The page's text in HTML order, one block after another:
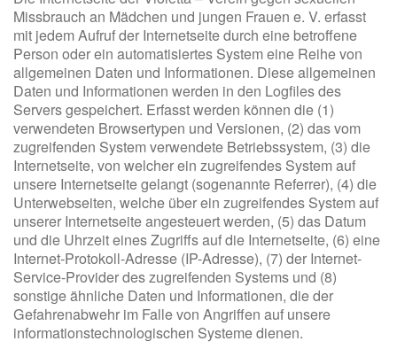
Missbrauch an Mädchen und jungen Frauen e. V. erfasst
mit jedem Aufruf der Internetseite durch eine betroffene
Person oder ein automatisiertes System eine Reihe von
allgemeinen Daten und Informationen. Diese allgemeinen
Daten und Informationen werden in den Logfiles des
Servers gespeichert. Erfasst werden können die (1)
verwendeten Browsertypen und Versionen, (2) das vom
zugreifenden System verwendete Betriebssystem, (3) die
Internetseite, von welcher ein zugreifendes System auf
unsere Internetseite gelangt (sogenannte Referrer), (4) die
Unterwebseiten, welche über ein zugreifendes System auf
unserer Internetseite angesteuert werden, (5) das Datum
und die Uhrzeit eines Zugriffs auf die Internetseite, (6) eine
Internet-Protokoll-Adresse (IP-Adresse), (7) der Internet-
Service-Provider des zugreifenden Systems und (8)
sonstige ähnliche Daten und Informationen, die der
Gefahrenabwehr im Falle von Angriffen auf unsere
informationstechnologischen Systeme dienen.